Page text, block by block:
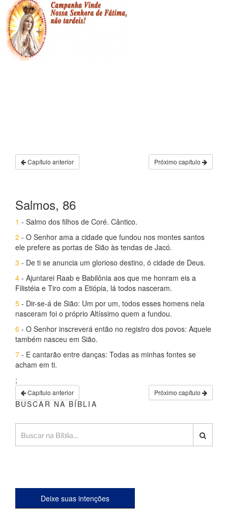
Capítulo anterior Próximo capítulo
Salmos, 86
1 - Salmo dos filhos de Coré. Cântico.
2 - O Senhor ama a cidade que fundou nos montes santos
ele prefere as portas de Sião às tendas de Jacó.
3 - De ti se anuncia um glorioso destino, ó cidade de Deus.
4 - Ajuntarei Raab e Babilônia aos que me honram eis a
Filistéia e Tiro com a Etiópia, lá todos nasceram.
5 - Dir-se-á de Sião: Um por um, todos esses homens nela
nasceram foi o próprio Altíssimo quem a fundou.
6 - O Senhor inscreverá então no registro dos povos: Aquele
também nasceu em Sião.
7 - E cantarão entre danças: Todas as minhas fontes se
acham em ti.
;
Capítulo anterior Próximo capítulo
BUSCAR NA BÍBLIA
Deixe suas intenções